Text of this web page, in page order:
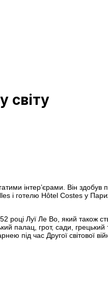
світу
інтер’єрами. Він здобув
і готелю Hôtel Costes у
році Луї Ле Во, який також
палац, грот, сади,
під час Другої світової